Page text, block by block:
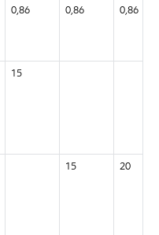
0,86 0,86 0,86
15
15 20